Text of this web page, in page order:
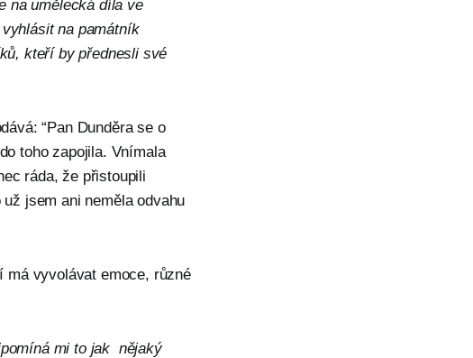
na umělecká díla ve
na památník
kteří by přednesli své
“Pan Dunděra se o
toho zapojila. Vnímala
ráda, že přistoupili
jsem ani neměla odvahu
má vyvolávat emoce, různé
mi to jak nějaký